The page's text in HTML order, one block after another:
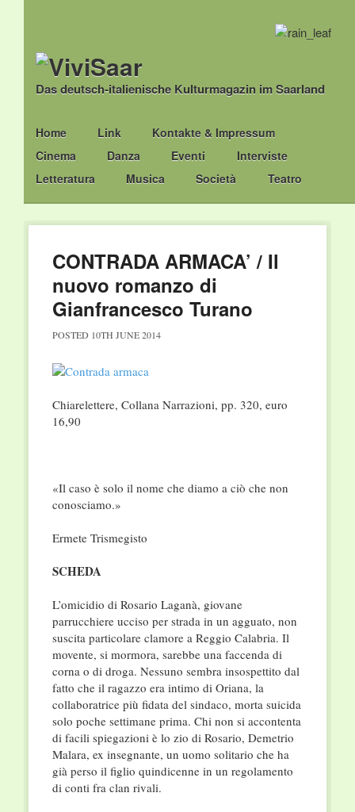
Das deutsch-italienische Kulturmagazin im Saarland
Main menu
Skip
to
content
Home Link
Kontakte & Impressum
Cinema
Danza Eventi
Interviste
Letteratura
Musica Società Teatro
CONTRADA ARMACA’ / Il
nuovo romanzo di
Gianfrancesco Turano
POSTED 10TH JUNE 2014
Chiarelettere, Collana Narrazioni, pp. 320, euro
16,90
«Il caso è solo il nome che diamo a ciò che non
conosciamo.»
Ermete Trismegisto
SCHEDA
L’omicidio di Rosario Laganà, giovane
parrucchiere ucciso per strada in un agguato, non
suscita particolare clamore a Reggio Calabria. Il
movente, si mormora, sarebbe una faccenda di
corna o di droga. Nessuno sembra insospettito dal
fatto che il ragazzo era intimo di Oriana, la
collaboratrice più fidata del sindaco, morta suicida
solo poche settimane prima. Chi non si accontenta
di facili spiegazioni è lo zio di Rosario, Demetrio
Malara, ex insegnante, un uomo solitario che ha
già perso il figlio quindicenne in un regolamento
di conti fra clan rivali.